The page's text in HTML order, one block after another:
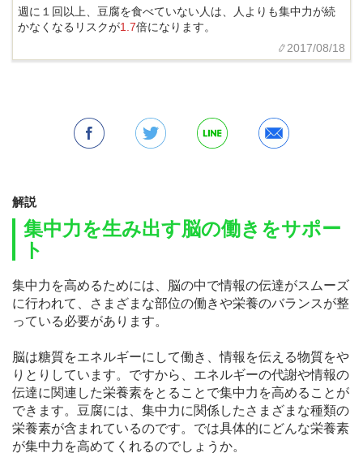
週に１回以上、豆腐を食べていない人は、人よりも集中力が続
かなくなるリスクが1.7倍になります。
2017/08/18
解説
集中力を生み出す脳の働きをサポー
ト
集中力を高めるためには、脳の中で情報の伝達がスムーズ
に行われて、さまざまな部位の働きや栄養のバランスが整
っている必要があります。
脳は糖質をエネルギーにして働き、情報を伝える物質をや
りとりしています。ですから、エネルギーの代謝や情報の
伝達に関連した栄養素をとることで集中力を高めることが
できます。豆腐には、集中力に関係したさまざまな種類の
栄養素が含まれているのです。では具体的にどんな栄養素
が集中力を高めてくれるのでしょうか。